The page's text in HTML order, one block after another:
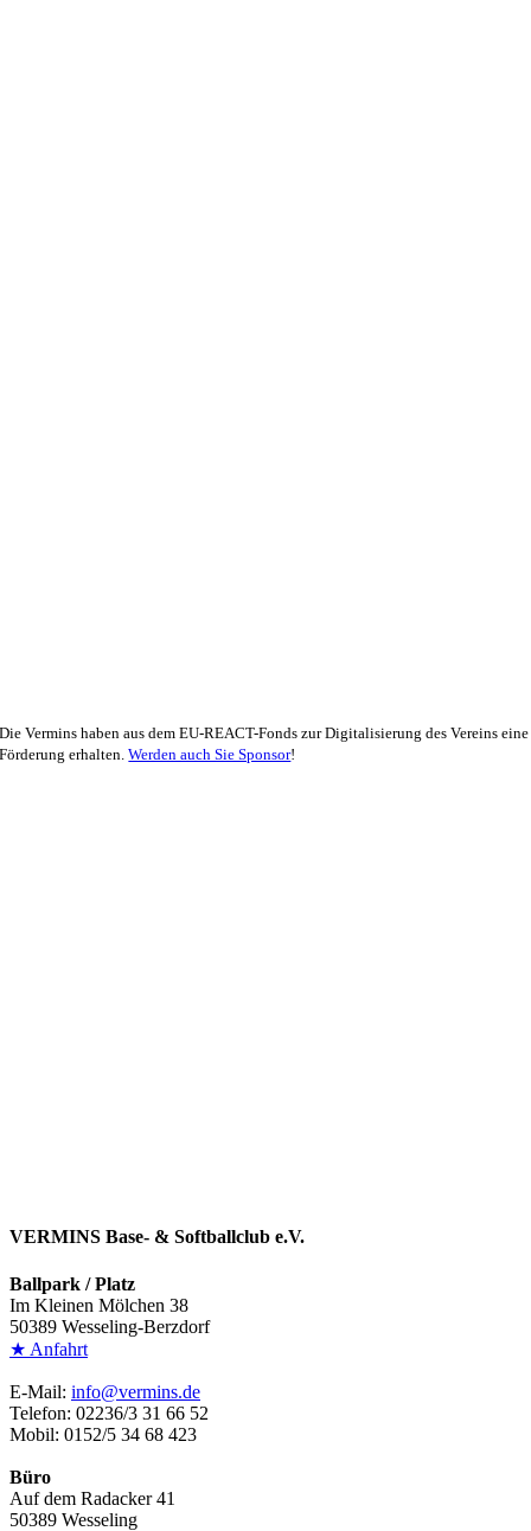
Die Vermins haben aus dem EU-REACT-Fonds zur Digitalisierung des Vereins eine
Förderung erhalten.Werden auch Sie Sponsor!
VERMINS Base- & Softballclub e.V.
Ballpark / Platz
Im Kleinen Mölchen 38
50389 Wesseling-Berzdorf
★ Anfahrt
E-Mail: info@vermins.de
Telefon: 02236/3 31 66 52
Mobil: 0152/5 34 68 423
Büro
Auf dem Radacker 41
50389 Wesseling